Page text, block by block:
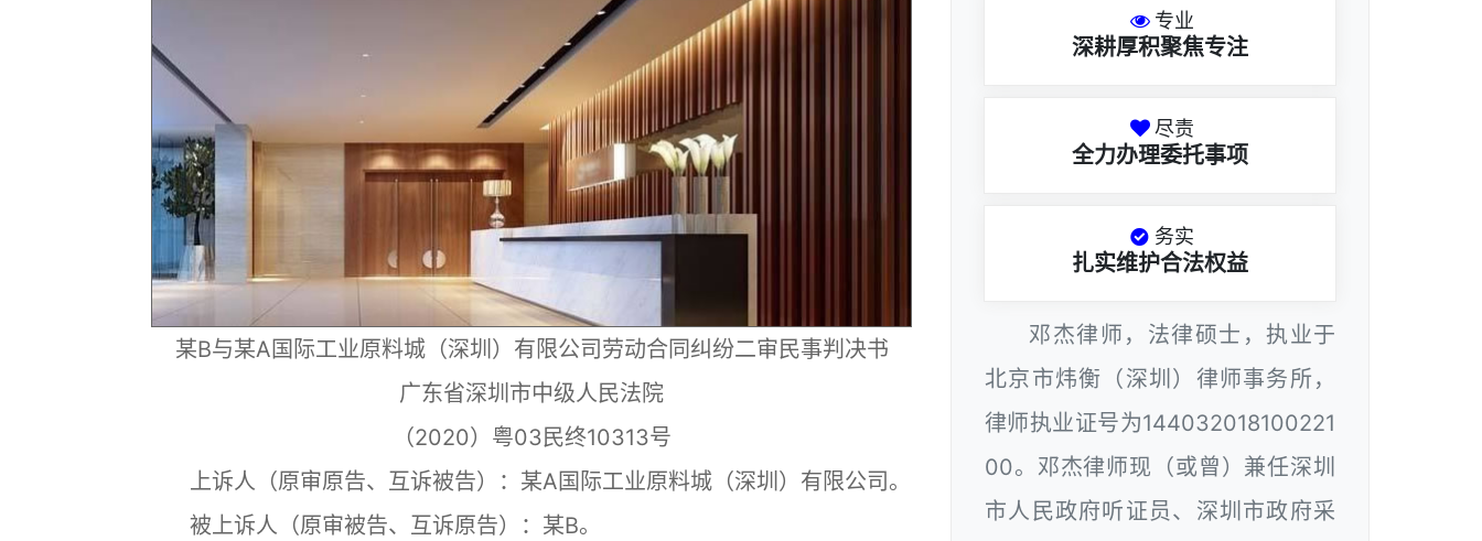
某B与某A国际工业原料城（深圳）有限公司劳动合同纠纷二审民事判决书
广东省深圳市中级人民法院
（2020）粤03民终10313号
上诉人（原审原告、互诉被告）：某A国际工业原料城（深圳）有限公司。
被上诉人（原审被告、互诉原告）：某B。
专业
深耕厚积聚焦专注
尽责
全力办理委托事项
务实
扎实维护合法权益
邓杰律师，法律硕士，执业于
北京市炜衡（深圳）律师事务所，
律师执业证号为144032018100221
00。邓杰律师现（或曾）兼任深圳
市人民政府听证员、深圳市政府采